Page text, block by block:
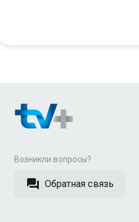
Возникли вопросы?
Обратная связь